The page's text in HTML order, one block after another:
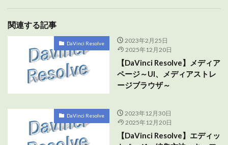
関連する記事
DaVinci Resolve
2023年2月25日
2025年12月20日
【DaVinci Resolve】メディア
ページ～UI、メディアストレ
ージブラウザ～
DaVinci Resolve
2023年12月30日
2025年12月20日
【DaVinci Resolve】エディッ